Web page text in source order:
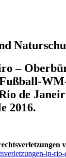
–
de
2016.
in-